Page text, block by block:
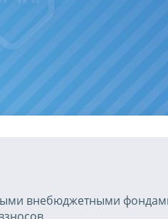
внебюджетными